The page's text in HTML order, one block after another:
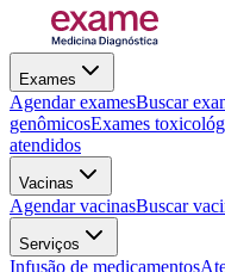
Exames
Agendar examesBuscar
genômicosExames
atendidos
Vacinas
Agendar vacinasBuscar
Serviços
Infusão de medicamentos